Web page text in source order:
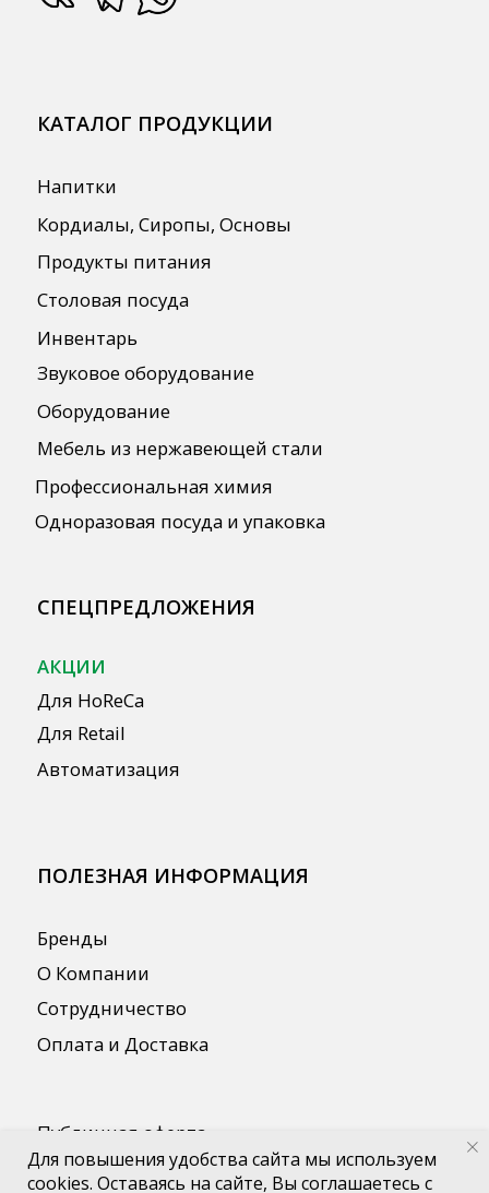
ПОЛЕЗНАЯ ИНФОРМАЦИЯ
АКЦИИ
Бренды
Автоматизация
Публичная оферта
Согласие на обработку персональных
данных
О Компании
Сотрудничество
Оплата и Доставка
Одноразовая посуда и упаковка
Для повышения удобства сайта мы используем
cookies. Оставаясь на сайте, Вы соглашаетесь с